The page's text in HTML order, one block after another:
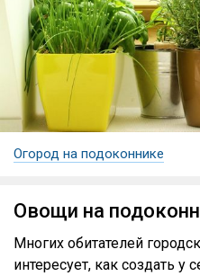
Огород на подоконнике
Овощи на
Многих обитателей
интересует, как создать